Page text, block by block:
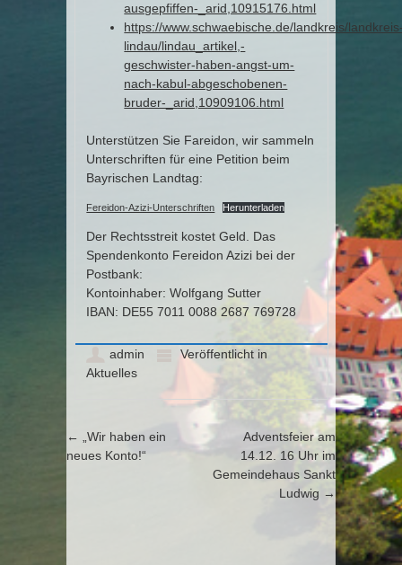
ausgepfiffen-_arid,10915176.html
https://www.schwaebische.de/landkreis/
lindau/lindau_artikel,-
geschwister-haben-angst-um-
nach-kabul-abgeschobenen-
bruder-_arid,10909106.html
Unterstützen Sie Fareidon, wir sammeln
Unterschriften für eine Petition beim
Bayrischen Landtag:
Fereidon-Azizi-Unterschriften Herunterladen
Der Rechtsstreit kostet Geld. Das
Spendenkonto Fereidon Azizi bei der
Postbank:
Kontoinhaber: Wolfgang Sutter
IBAN: DE55 7011 0088 2687 769728
admin
Veröffentlicht in
Aktuelles
Artikel-Navigation
←
„Wir haben ein
neues Konto!“
Adventsfeier am
14.12. 16 Uhr im
Gemeindehaus Sankt
Ludwig →